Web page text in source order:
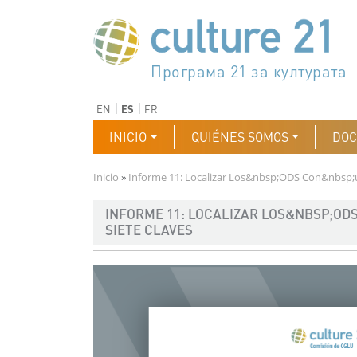
جدول أعمال القرن 21 للثقافة
Програма 21 за културата
Agenda 21 de la cultura
Agjenda 21 për kulturë
Agenda 21 van cultuur
Agenda 21 for culture
Kulturaren Agenda 21
Agenda 21 de la culture
Axenda 21 da cultura
Agenda 21 für Kultur
Agenda 21 della cultura
文化のためのアジェンダ21
دستورکار 21 برای فرهنگ
Agenda 21 dla kultury
Agenda 21 da cultura
Повестка дня 21 для
Agenda 21 za kulturu
Agenda 21 de la cultura
Agenda 21 för kulturen
Kültür için Gündem 21
Порядок денний 21 для
EN ES FR
Navegación principal
INICIO QUIÉNES SOMOS
Ruta de navegación
Inicio Informe 11: Localizar Los&nbsp;ODS
INFORME 11: LOCALIZAR
SIETE CLAVES